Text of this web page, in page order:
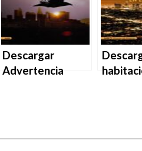
EPUB | PDF |
MOBI
Descargar
Advertencia